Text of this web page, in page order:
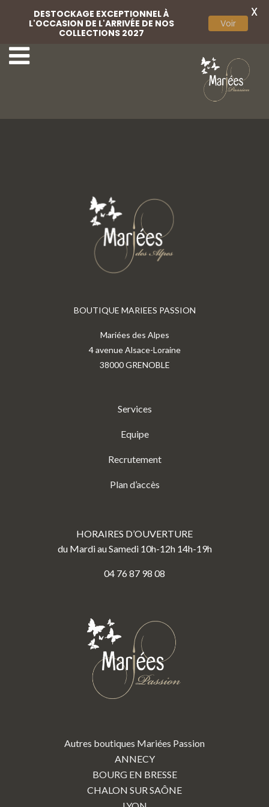
8-Marylise 10-Marylise
BOUTIQUE MARIEES PASSION
Mariées des Alpes
4 avenue Alsace-Loraine
38000 GRENOBLE
Services
Equipe
Recrutement
Plan d’accès
HORAIRES D’OUVERTURE
du Mardi au Samedi 10h-12h 14h-19h
04 76 87 98 08
Autres boutiques Mariées Passion
ANNECY
BOURG EN BRESSE
CHALON SUR SAÔNE
DESTOCKAGE EXCEPTIONNEL À
L'OCCASION DE L'ARRIVÉE DE NOS
COLLECTIONS 2027
Voir
X